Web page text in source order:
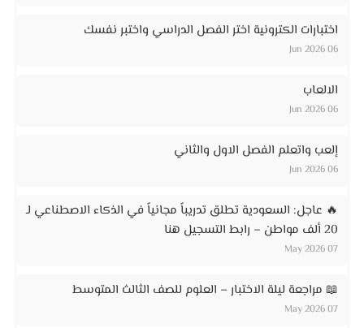
اختبارات الكترونية اختر الفصل الدراسي واختبر نفسك
06 Jun 2026
الالعاب
06 Jun 2026
إلعب واتعلم الفصل الاول والثاني
06 Jun 2026
🔥 عاجل: السعودية تطلق تدريباً مجانياً في الذكاء الاصطناعي لـ
20 ألف مواطن – رابط التسجيل هنا
07 May 2026
📖 مراجعة ليلة الاختبار – العلوم للصف الثالث المتوسط
07 May 2026